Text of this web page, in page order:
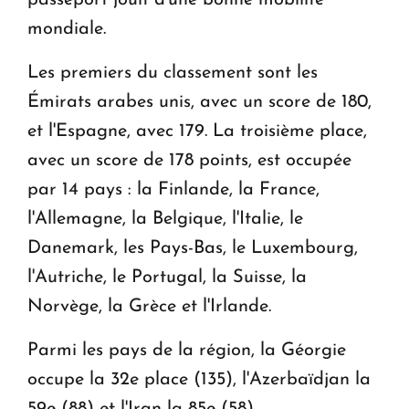
mondiale.
Les premiers du classement sont les
Émirats arabes unis, avec un score de 180,
et l'Espagne, avec 179. La troisième place,
avec un score de 178 points, est occupée
par 14 pays : la Finlande, la France,
l'Allemagne, la Belgique, l'Italie, le
Danemark, les Pays-Bas, le Luxembourg,
l'Autriche, le Portugal, la Suisse, la
Norvège, la Grèce et l'Irlande.
Parmi les pays de la région, la Géorgie
occupe la 32e place (135), l'Azerbaïdjan la